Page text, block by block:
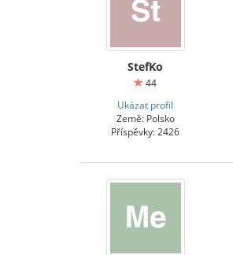
StefKo
44
Ukázat profil
Země: Polsko
Příspěvky: 2426